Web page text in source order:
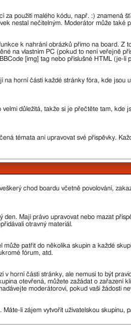
použití malého kódu, např. :) znamená
nestal nečitelným. Moderátor může také
k nahrání obrázků přímo na board. Z
na vlastním PC (pokud to není veřejně
[img] tag nebo příslušné HTML (je-li
horní části každé stránky fóra, kde jsou
důležitá, takže si je přečtěte tam,
témata ani upravovat své příspěvky.
chod boardu včetně povolování,
Mají právo upravovat nebo mazat
otravný materiál.
patřit do několika skupin a každé
fórum, atd.
v horní části stránky, ale nemusí to být
otevřená, můžete zažádat o zařazení
moderátorovi, pokud vaší žádosti
li zájem vytvořit uživatelskou